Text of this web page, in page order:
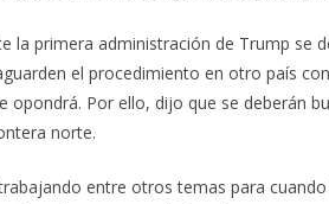
la primera administración de Trump se
el procedimiento en otro país
opondrá. Por ello, dijo que se deberán
norte.
entre otros temas para